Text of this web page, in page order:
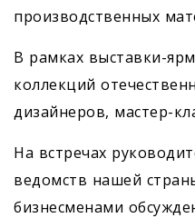
производственных
В рамках выставки-
коллекций
дизайнеров, мастер-
На встречах
ведомств нашей
бизнесменами